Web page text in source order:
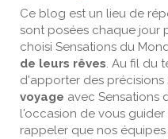
Ce blog est un lieu de
sont posées chaque jour
choisi Sensations du
de leurs rêves. Au fil du
d'apporter des
voyage avec Sensations
l'occasion de vous guider
rappeler que nos